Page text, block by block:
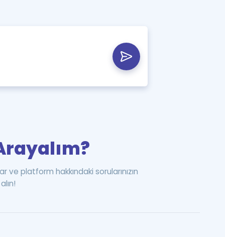
ve platform hakkındaki sorularınızın